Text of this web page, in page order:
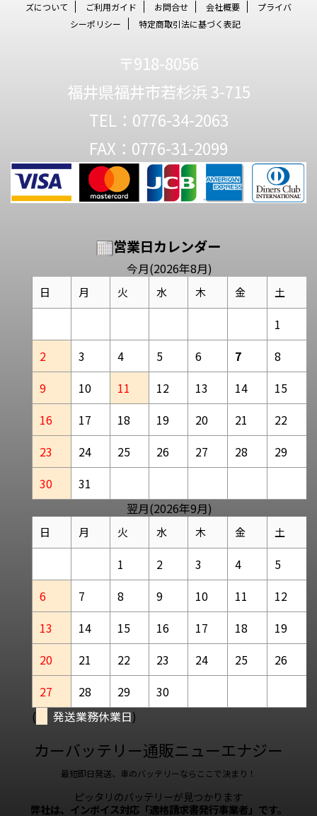
ズについて
ご利用ガイド お問合せ 会社概要
プライバ
シーポリシー
特定商取引法に基づく表記
〒918-8056
福井県福井市若杉浜 3-715
TEL：0776-34-2063
FAX：0776-31-2099
営業日カレンダー
今月(2026年8月)
日 月 火 水 木 金 土
1
2
3 4 5 6 7
8
9
10 11 12 13 14
15
16
17 18 19 20 21
22
23
24 25 26 27 28
29
30
31
翌月(2026年9月)
日 月 火 水 木 金 土
1 2 3 4
5
6
7 8 9 10 11
12
13
14 15 16 17 18
19
20
21 22 23 24 25
26
27
28 29
30
(
発送業務休業日)
カーバッテリー通販ニューエナジー
最短即日発送、車のバッテリーならここで決まり！
ピッタリのバッテリーが見つかります
弊社は、インボイス対応「適格請求書発行事業者」です。